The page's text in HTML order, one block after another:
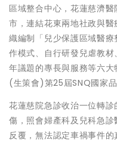
區域整合中心，花蓮慈濟
市，連結花東兩地社政與
織編制「兒少保護區域醫
作模式、自行研發兒虐教
年議題的專長與服務等六
(生策會)第25屆SNQ國家品
花蓮慈院急診收治一位轉
傷，照會婦產科及兒科急
反覆，無法認定車禍事件